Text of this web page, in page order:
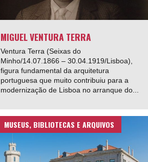
MIGUEL VENTURA TERRA
Ventura Terra (Seixas do
Minho/14.07.1866 – 30.04.1919/Lisboa),
figura fundamental da arquitetura
portuguesa que muito contribuiu para a
modernização de Lisboa no arranque do...
MUSEUS, BIBLIOTECAS E ARQUIVOS